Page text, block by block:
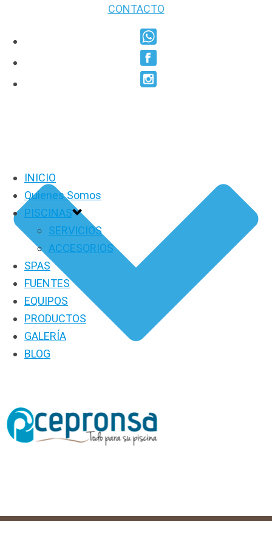
CONTACTO
INICIO
Quienes Somos
PISCINAS
SERVICIOS
ACCESORIOS
SPAS
FUENTES
EQUIPOS
PRODUCTOS
GALERÍA
BLOG
PRODUCTOS